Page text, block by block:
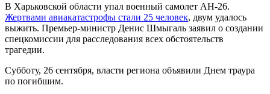
В Харьковской области упал военный самолет АН-26.
Жертвами авиакатастрофы стали 25 человек, двум удалось
выжить. Премьер-министр Денис Шмыгаль заявил о создании
спецкомиссии для расследования всех обстоятельств
трагедии.
Субботу, 26 сентября, власти региона объявили Днем траура
по погибшим.